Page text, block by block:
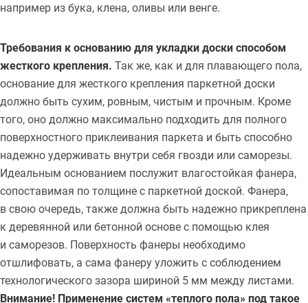
например из бука, клена, оливы или венге.
Требования к основанию для укладки доски способом
жесткого крепления. Так же, как и для плавающего пола,
основание для жесткого крепления паркетной доски
должно быть сухим, ровным, чистым и прочным. Кроме
того, оно должно максимально подходить для полного
поверхностного приклеивания паркета и быть способно
надежно удерживать внутри себя гвозди или саморезы.
Идеальным основанием послужит влагостойкая фанера,
сопоставимая по толщине с паркетной доской. Фанера,
в свою очередь, также должна быть надежно прикреплена
к деревянной или бетонной основе с помощью клея
и саморезов. Поверхность фанеры необходимо
отшлифовать, а сама фанеру уложить с соблюдением
технологического зазора шириной 5 мм между листами.
Внимание! Применение систем «теплого пола» под такое